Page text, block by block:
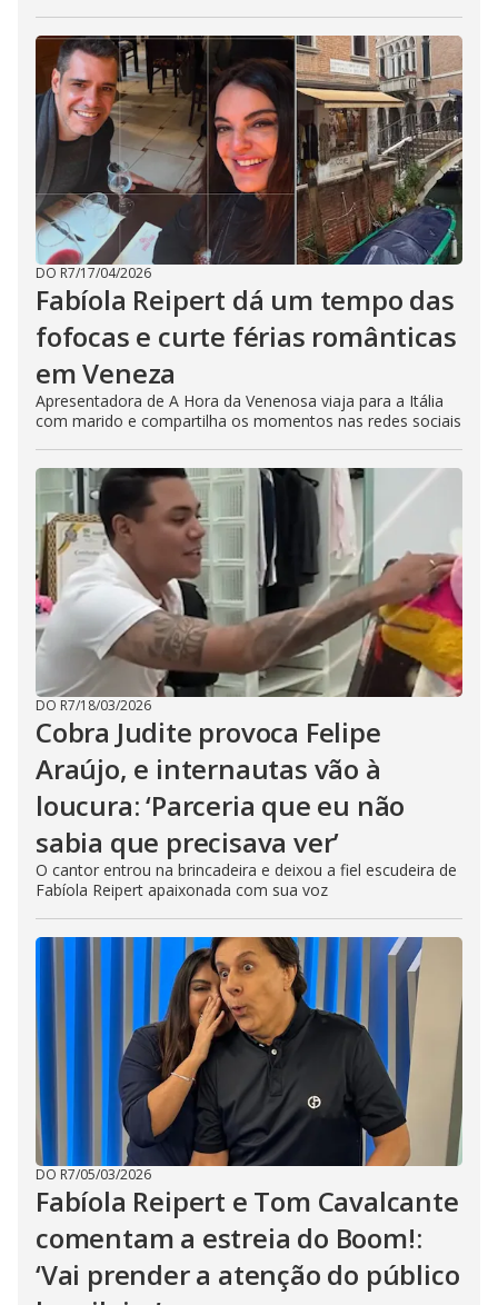
DO R7/17/04/2026
Fabíola Reipert dá um tempo das
fofocas e curte férias românticas
em Veneza
Apresentadora de A Hora da Venenosa viaja para a Itália
com marido e compartilha os momentos nas redes sociais
DO R7/18/03/2026
Cobra Judite provoca Felipe
Araújo, e internautas vão à
loucura: ‘Parceria que eu não
sabia que precisava ver’
O cantor entrou na brincadeira e deixou a fiel escudeira de
Fabíola Reipert apaixonada com sua voz
DO R7/05/03/2026
Fabíola Reipert e Tom Cavalcante
comentam a estreia do Boom!:
‘Vai prender a atenção do público